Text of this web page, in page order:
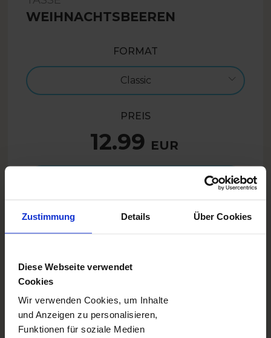
Zustimmung Details Über Cookies
Diese Webseite verwendet
Cookies
Wir verwenden Cookies, um Inhalte
und Anzeigen zu personalisieren,
Funktionen für soziale Medien
WEIHNACHTSBEEREN
FORMAT
Classic
PREIS
12.99 EUR
BESCHREIBUNG
Die Tasse mit einem Weihnachtsbeeren-Motiv ruft
ohne Frage Winter und Weihnachten in Erinnerung.